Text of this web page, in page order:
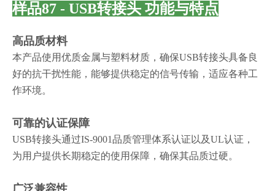
样品87 - USB转接头 功能与特点
高品质材料
本产品使用优质金属与塑料材质，确保USB转接头具备良
好的抗干扰性能，能够提供稳定的信号传输，适应各种工
作环境。
可靠的认证保障
USB转接头通过IS-9001品质管理体系认证以及UL认证，
为用户提供长期稳定的使用保障，确保其品质过硬。
广泛兼容性